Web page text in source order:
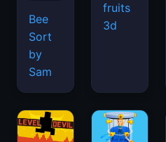
Bee
Sort
by
Sam
fruits
3d